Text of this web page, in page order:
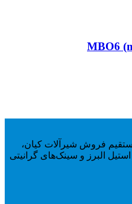
فروش شیرآلات کیان،
البرز و سینک‌های گرانیتی